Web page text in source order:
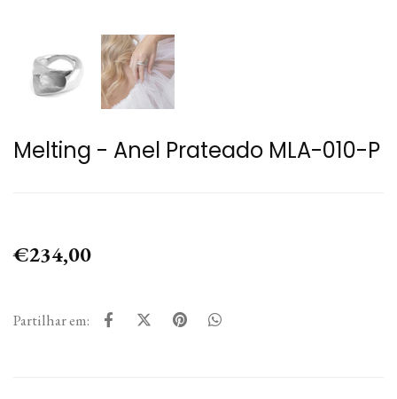
Melting - Anel Prateado MLA-010-P
€234,00
Partilhar em: